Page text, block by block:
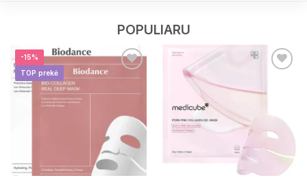
POPULIARU
-15%
TOP prekė